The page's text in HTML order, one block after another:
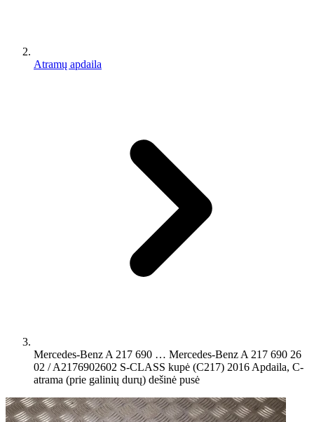
Atramų apdaila
Mercedes-Benz A 217 690 … Mercedes-Benz A 217 690 26
02 / A2176902602 S-CLASS kupė (C217) 2016 Apdaila, C-
atrama (prie galinių durų) dešinė pusė